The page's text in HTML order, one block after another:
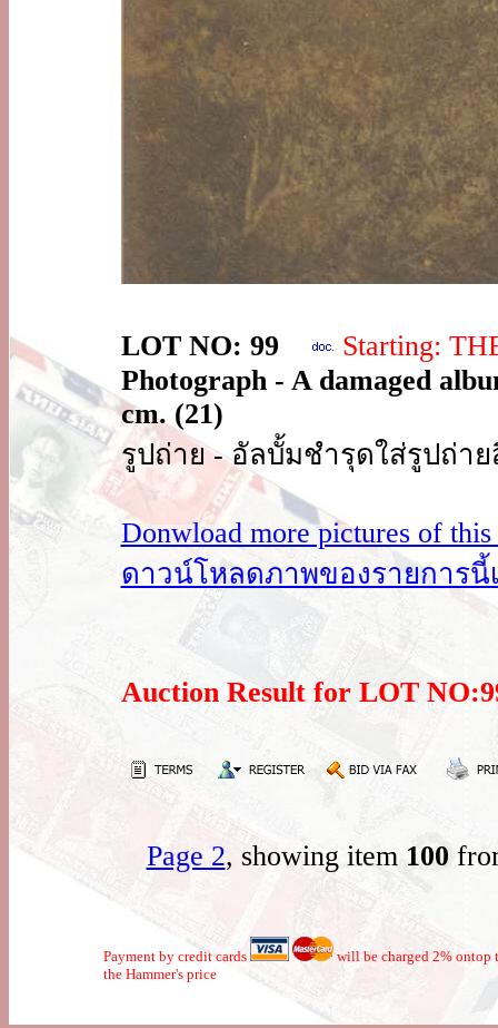
LOT NO: 99
Starting:
Photograph - A damaged
cm. (21)
รูปถ่าย - อัลบั้มชำรุดใส่รูปถ่าย
Donwload more pictures of
ดาวน์โหลดภาพของรายการนี้
Auction Result for LOT
Page 2, showing item 100
Payment by credit cards
will be charged 2% ontop
the Hammer's price